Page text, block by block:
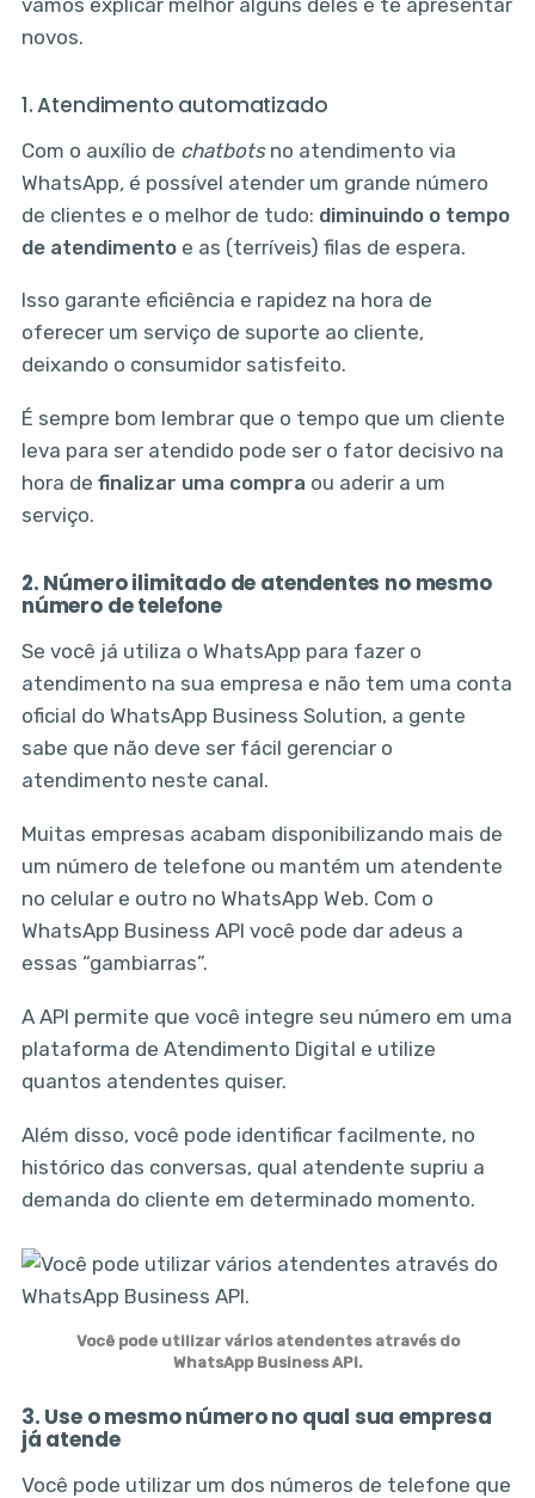
novos.
1. Atendimento automatizado
Com o auxílio de chatbots no atendimento via
WhatsApp,é possível atender um grande número
de clientes e o melhor de tudo: diminuindo o tempo
de atendimento e as (terríveis) filas de espera.
Isso garante eficiência e rapidez na hora de
oferecer um serviço de suporte ao cliente,
deixando o consumidor satisfeito.
É sempre bom lembrar que o tempo que um cliente
leva para ser atendido pode ser o fator decisivo na
hora de finalizar uma compra ou aderir a um
serviço.
2. Número ilimitado de atendentes no mesmo
número de telefone
Se você já utiliza o WhatsApp para fazer o
atendimento na sua empresa e não tem uma conta
oficial do WhatsApp Business Solution, a gente
sabe que não deve ser fácil gerenciar o
atendimento neste canal.
Muitas empresas acabam disponibilizando mais de
um número de telefone ou mantém um atendente
no celular e outro no WhatsApp Web. Com o
WhatsApp Business API você pode dar adeus a
essas “gambiarras”.
A API permite que você integre seu número em uma
plataforma de Atendimento Digital e utilize
quantos atendentes quiser.
Além disso, você pode identificar facilmente, no
histórico das conversas, qual atendente supriu a
demanda do cliente em determinado momento.
Você pode utilizar vários atendentes através do
WhatsApp Business API.
3. Use o mesmo número no qual sua empresa
já atende
Você pode utilizar um dos números de telefone que